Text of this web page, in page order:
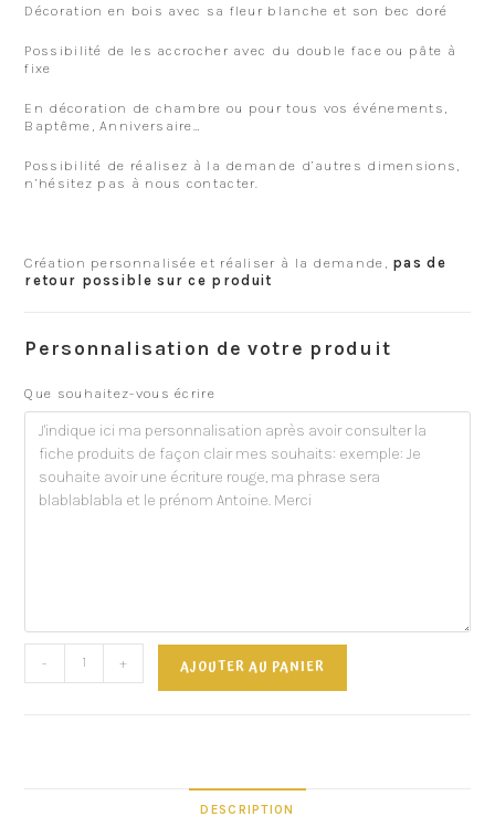
Décoration en bois avec sa fleur blanche et son bec doré
Possibilité de les accrocher avec du double face ou pâte à
fixe
En décoration de chambre ou pour tous vos événements,
Baptême, Anniversaire…
Possibilité de réalisez à la demande d’autres dimensions,
n’hésitez pas à nous contacter.
Création personnalisée et réaliser à la demande, pas de
retour possible sur ce produit
Personnalisation de votre produit
Que souhaitez-vous écrire
- + AJOUTER AU PANIER
DESCRIPTION